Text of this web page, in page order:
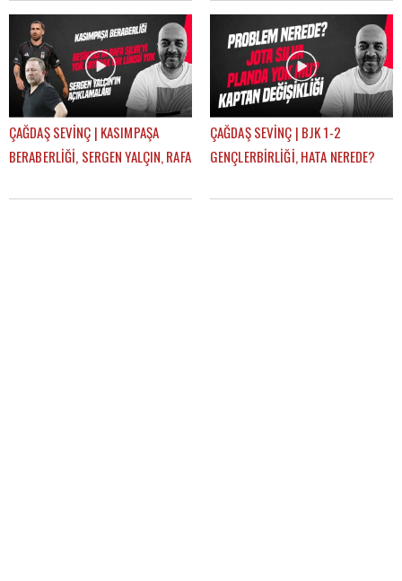
| GÜNDEM BEŞİKTAŞ GÜNDEM BEŞİKTAŞ
ÇAĞDAŞ SEVİNÇ | KASIMPAŞA
BERABERLİĞİ, SERGEN YALÇIN, RAFA
BEŞİKTAŞ
ÇAĞDAŞ SEVİNÇ | BJK 1-2
GENÇLERBİRLİĞİ, HATA NEREDE?
GÜNDEM BEŞİKTAŞ